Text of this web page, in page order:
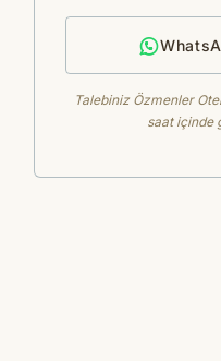
Talebiniz Özmenler
saat içinde